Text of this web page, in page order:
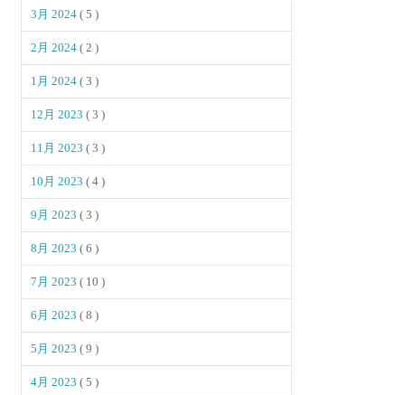
3月 2024( 5 )
2月 2024( 2 )
1月 2024( 3 )
12月 2023( 3 )
11月 2023( 3 )
10月 2023( 4 )
9月 2023( 3 )
8月 2023( 6 )
7月 2023( 10 )
6月 2023( 8 )
5月 2023( 9 )
4月 2023( 5 )